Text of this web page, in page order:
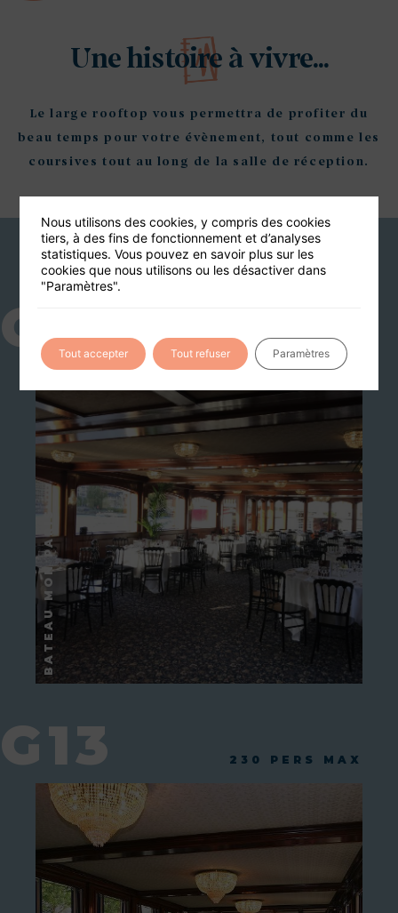
Une histoire à vivre...
Le large rooftop vous permettra de profiter du
beau temps pour votre évènement, tout comme les
coursives tout au long de la salle de réception.
Vous aimerez aussi
G12 150 PERS MAX
G13 230 PERS MAX
Nous utilisons des cookies, y compris des cookies
tiers, à des fins de fonctionnement et d’analyses
statistiques. Vous pouvez en savoir plus sur les
cookies que nous utilisons ou les désactiver dans
"Paramètres".
Tout accepter Tout refuser Paramètres